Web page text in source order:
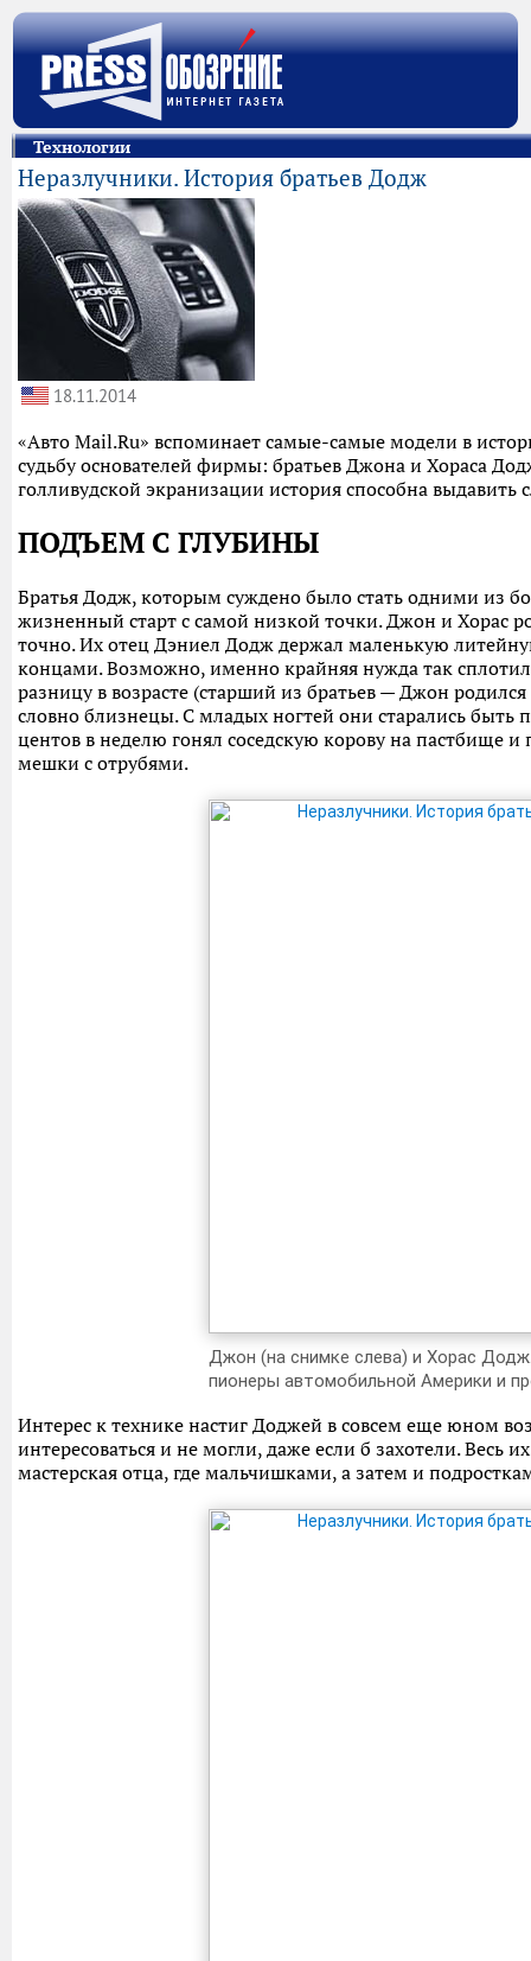
Технологии
Неразлучники. История братьев Додж
18.11.2014
«Авто Mail.Ru» вспоминает самые-самые модели в
судьбу основателей фирмы: братьев Джона и Хораса
голливудской экранизации история способна выдавить
ПОДЪЕМ С ГЛУБИНЫ
Братья Додж, которым суждено было стать одними из
жизненный старт с самой низкой точки. Джон и Хорас
точно. Их отец Дэниел Додж держал маленькую
концами. Возможно, именно крайняя нужда так
разницу в возрасте (старший из братьев — Джон
словно близнецы. С младых ногтей они старались
центов в неделю гонял соседскую корову на пастбище
мешки с отрубями.
Джон (на снимке слева) и Хорас
пионеры автомобильной Америки и
Интерес к технике настиг Доджей в совсем еще юном
интересоваться и не могли, даже если б захотели. Весь
мастерская отца, где мальчишками, а затем и